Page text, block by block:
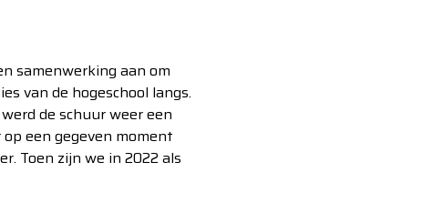
samenwerking aan om
van de hogeschool langs.
de schuur weer een
een gegeven moment
Toen zijn we in 2022 als